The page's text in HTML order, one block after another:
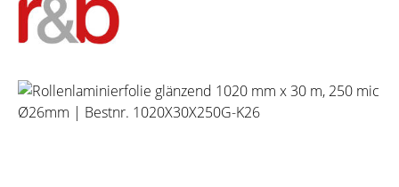
Bildergalerie überspringen